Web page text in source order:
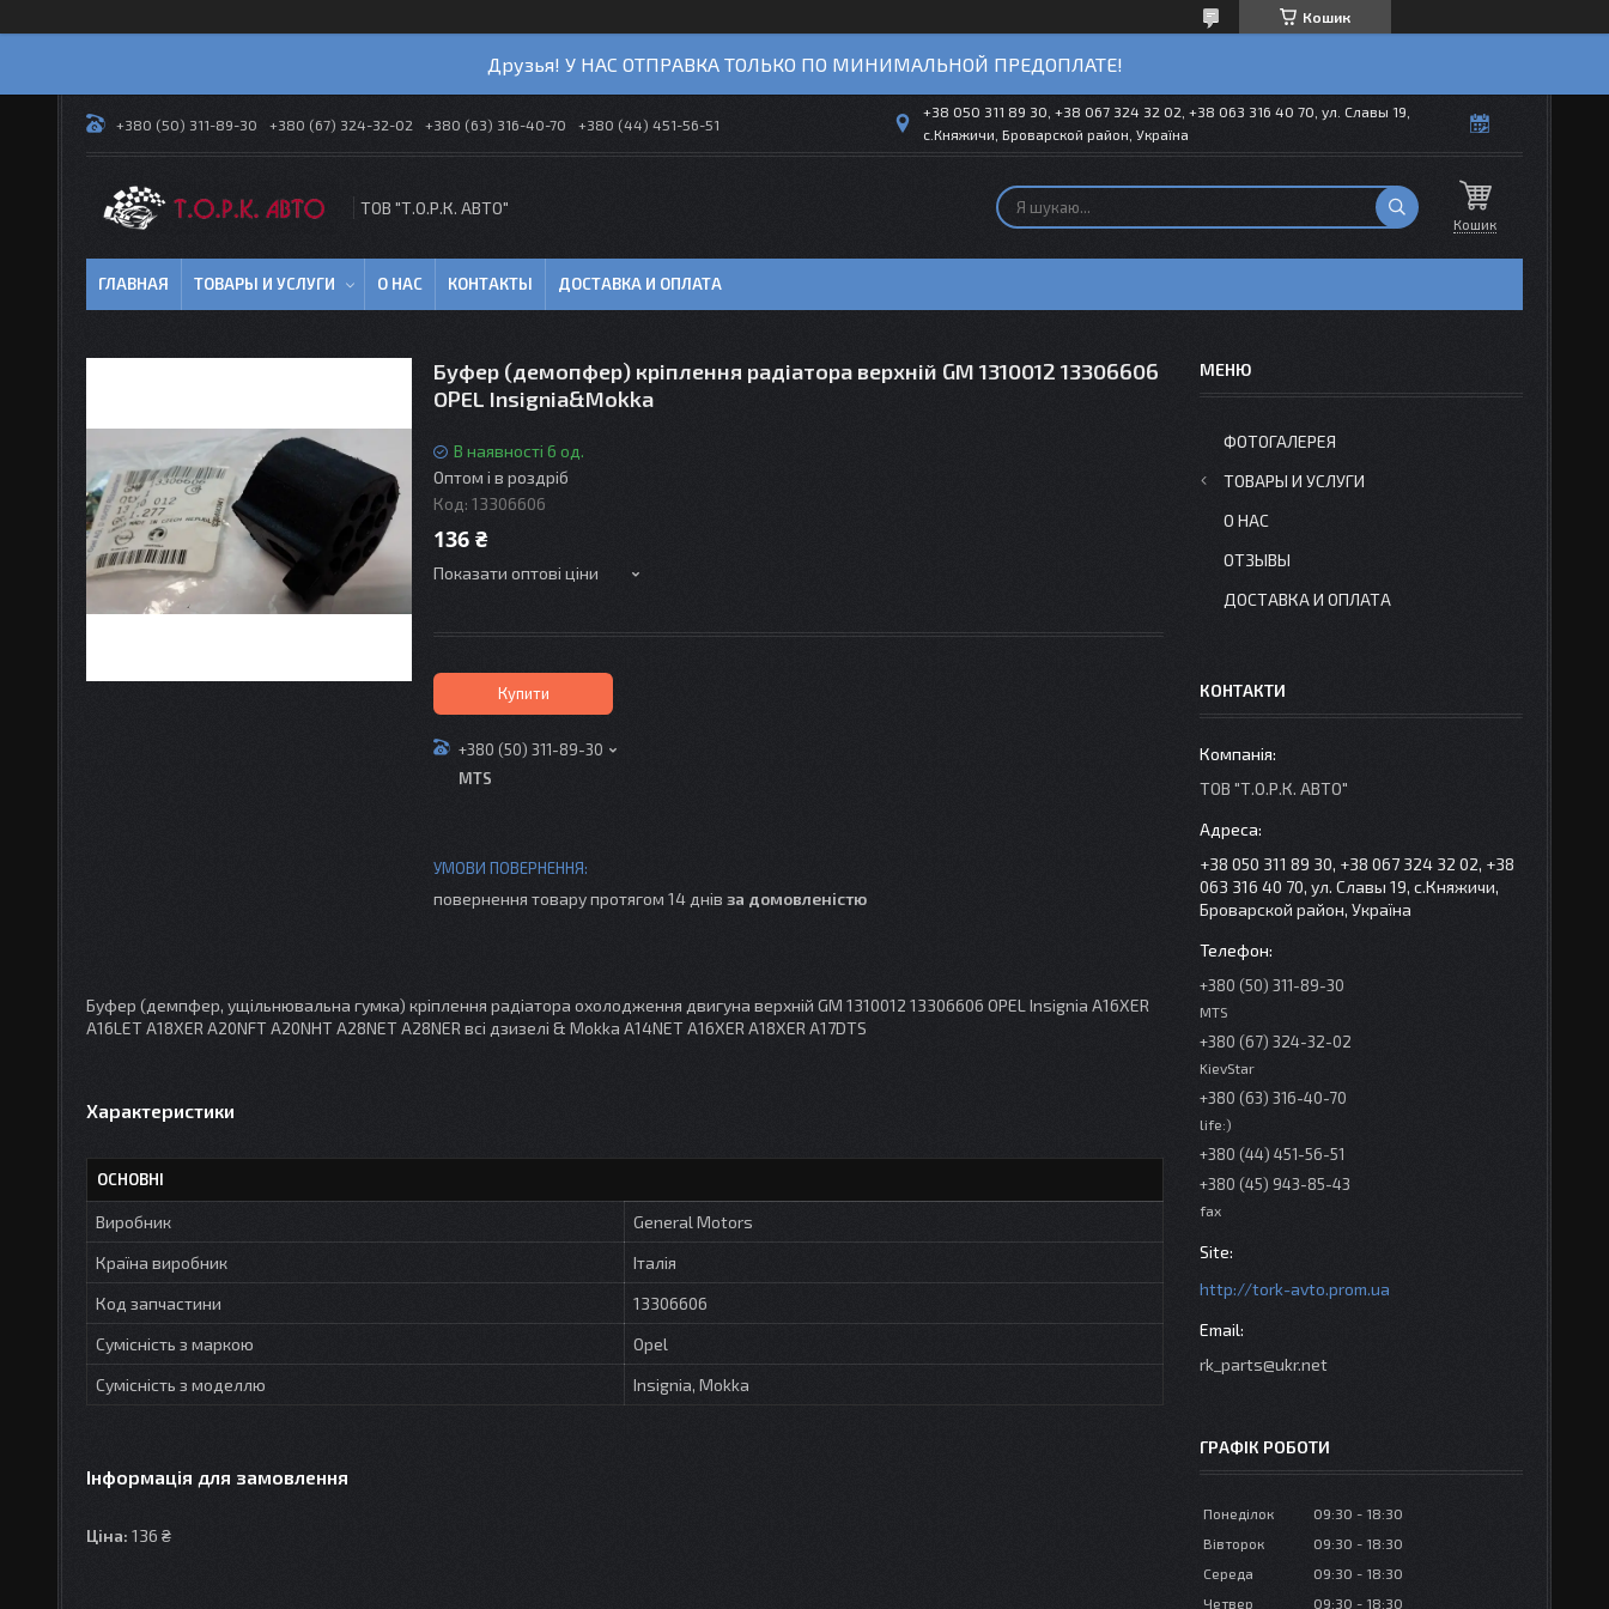
Кошик
Друзья! У НАС ОТПРАВКА ТОЛЬКО ПО МИНИМАЛЬНОЙ ПРЕДОПЛАТЕ!
+380 (50) 311-89-30 +380 (67) 324-32-02 +380 (63) 316-40-70 +380 (44) 451-56-51
+38 050 311 89 30, +38 067 324 32 02, +38 063 316 40 70, ул. Славы 19,
с.Княжичи, Броварской район, Україна
ТОВ "Т.О.Р.К. АВТО"
Кошик
ГЛАВНАЯ ТОВАРЫ И УСЛУГИ О НАС КОНТАКТЫ ДОСТАВКА И ОПЛАТА
Буфер (демопфер) кріплення радіатора верхній GM 1310012 13306606
OPEL Insignia&Mokka
В наявності 6 од.
Оптом і в роздріб
Код: 13306606
136 ₴
Показати оптові ціни
Купити
+380 (50) 311-89-30
MTS
повернення товару протягом 14 днів за домовленістю
Буфер (демпфер, ущільнювальна гумка) кріплення радіатора охолодження двигуна верхній GM 1310012 13306606 OPEL Insignia A16XER
A16LET A18XER A20NFT A20NHT A28NET A28NER всі дзизелі & Mokka A14NET A16XER A18XER A17DTS
Характеристики
ОСНОВНІ
Виробник
General Motors
Країна виробник
Італія
Код запчастини
13306606
Сумісність з маркою
Opel
Сумісність з моделлю
Insignia, Mokka
Інформація для замовлення
Ціна: 136 ₴
ФОТОГАЛЕРЕЯ
ТОВАРЫ И УСЛУГИ
О НАС
ОТЗЫВЫ
ДОСТАВКА И ОПЛАТА
КОНТАКТИ
ТОВ "Т.О.Р.К. АВТО"
+38 050 311 89 30, +38 067 324 32 02, +38
063 316 40 70, ул. Славы 19, с.Княжичи,
Броварской район, Україна
+380 (50) 311-89-30
MTS
+380 (67) 324-32-02
KievStar
+380 (63) 316-40-70
life:)
+380 (44) 451-56-51
+380 (45) 943-85-43
fax
http://tork-avto.prom.ua
rk_parts@ukr.net
ГРАФІК РОБОТИ
Понеділок 09:30
18:30
Вівторок
09:30
18:30
Середа
09:30
18:30
Четвер
09:30 18:30